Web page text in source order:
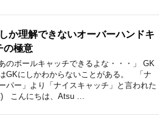
か理解できないオーバーハンドキ
の極意
あのボールキャッチできるよな・・・」 GK
GKにしかわからないことがある。 「ナ
パー」より「ナイスキャッチ」と言われた
) こんにちは、Atsu …